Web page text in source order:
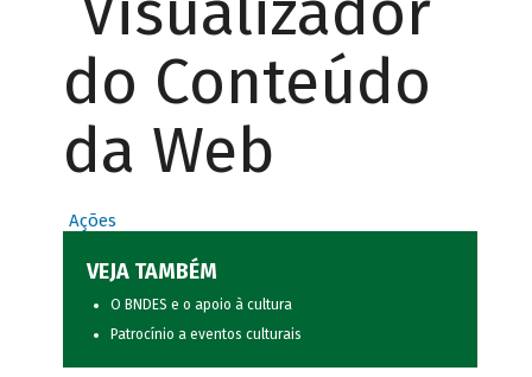
do Conteúdo
da Web
Ações
VEJA TAMBÉM
O BNDES e o apoio à cultura
Patrocínio a eventos culturais